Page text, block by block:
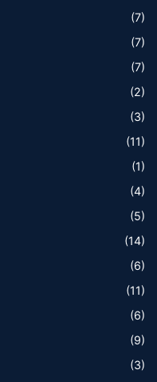
(7)
(7)
(7)
(2)
(3)
(11)
(1)
(4)
(5)
(14)
(6)
(11)
(6)
(9)
(3)